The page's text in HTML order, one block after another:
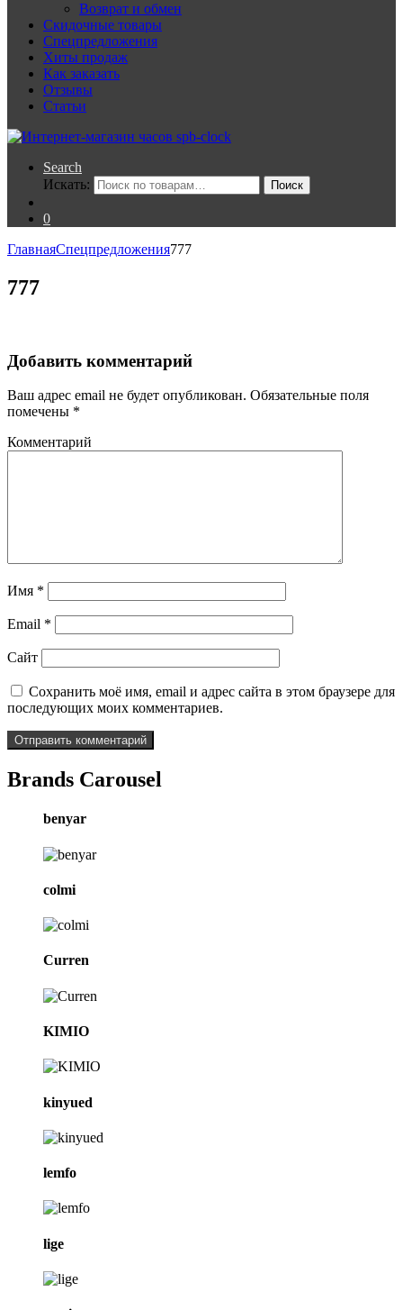
Возврат и обмен
Скидочные товары
Спецпредложения
Хиты продаж
Как заказать
Отзывы
Статьи
Search
Искать:
Поиск
0
ГлавнаяСпецпредложения777
777
Добавить комментарий
Ваш адрес email не будет опубликован. Обязательные поля
помечены *
Комментарий
Имя *
Email *
Сайт
Сохранить моё имя, email и адрес сайта в этом браузере для
последующих моих комментариев.
Brands Carousel
benyar
colmi
Curren
KIMIO
kinyued
lemfo
lige